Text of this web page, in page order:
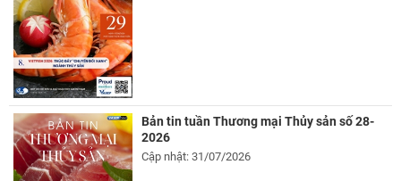
Bản tin tuần Thương mại Thủy sản số 28-
2026
Cập nhật: 31/07/2026